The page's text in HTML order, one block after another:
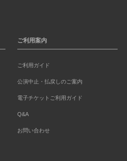
ご利用案内
ご利用ガイド
公演中止・払戻しのご案内
電子チケットご利用ガイド
Q&A
お問い合わせ